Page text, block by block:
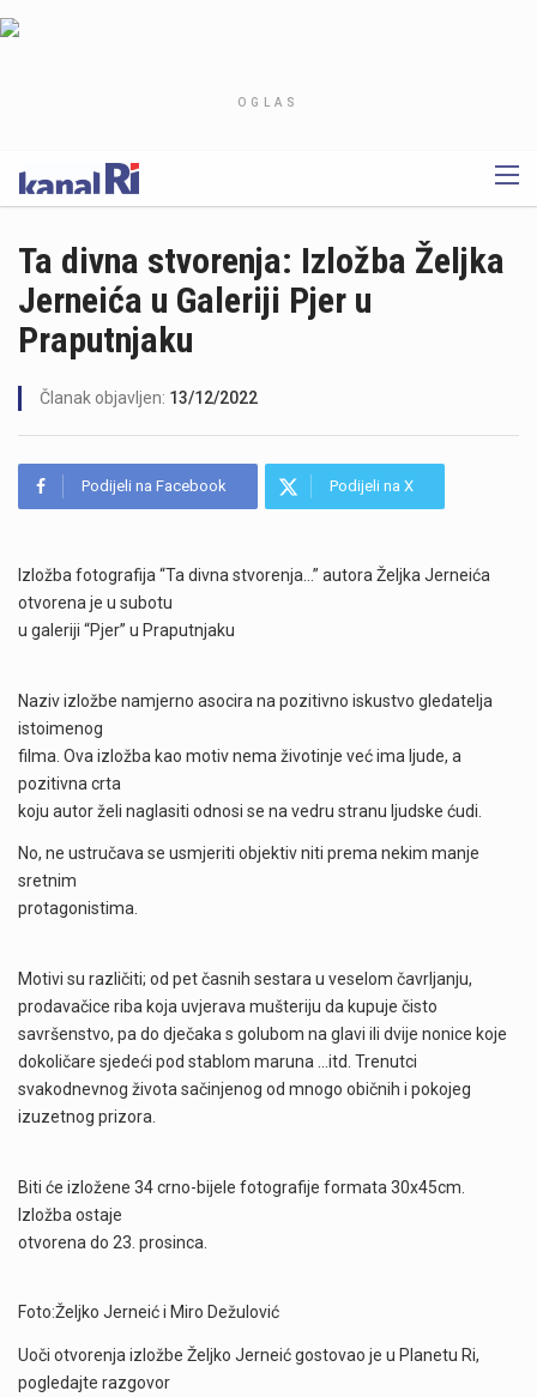
OGLAS
Ta divna stvorenja: Izložba Željka
Jerneića u Galeriji Pjer u
Praputnjaku
Članak objavljen: 13/12/2022
Podijeli na Facebook Podijeli na X
Izložba fotografija “Ta divna stvorenja…” autora Željka Jerneića
otvorena je u subotu
u galeriji “Pjer” u Praputnjaku
Naziv izložbe namjerno asocira na pozitivno iskustvo gledatelja
istoimenog
filma. Ova izložba kao motiv nema životinje već ima ljude, a
pozitivna crta
koju autor želi naglasiti odnosi se na vedru stranu ljudske ćudi.
No, ne ustručava se usmjeriti objektiv niti prema nekim manje
sretnim
protagonistima.
Motivi su različiti; od pet časnih sestara u veselom čavrljanju,
prodavačice riba koja uvjerava mušteriju da kupuje čisto
savršenstvo, pa do dječaka s golubom na glavi ili dvije nonice koje
dokoličare sjedeći pod stablom maruna …itd. Trenutci
svakodnevnog života sačinjenog od mnogo običnih i pokojeg
izuzetnog prizora.
Biti će izložene 34 crno-bijele fotografije formata 30x45cm.
Izložba ostaje
otvorena do 23. prosinca.
Foto:Željko Jerneić i Miro Dežulović
Uoči otvorenja izložbe Željko Jerneić gostovao je u Planetu Ri,
pogledajte razgovor